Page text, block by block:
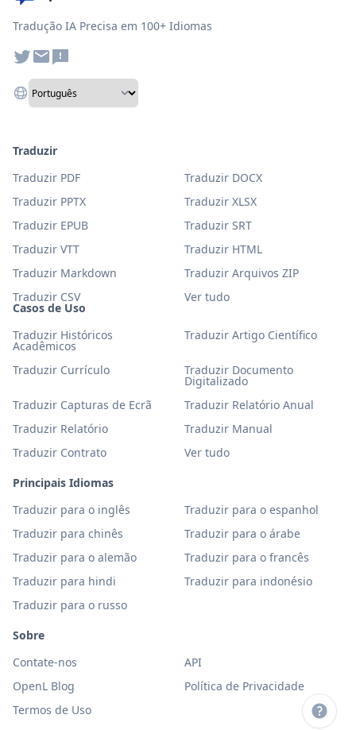
Tradução IA Precisa em 100+ Idiomas
Casos de Uso
Traduzir Históricos
Acadêmicos
Traduzir Artigo Científico
Traduzir Currículo Traduzir Documento
Digitalizado
Traduzir Capturas de Ecrã
Traduzir Relatório Anual
Traduzir Relatório
Traduzir Manual
Traduzir Contrato
Ver tudo
Principais Idiomas
Traduzir para o inglês
Traduzir para o espanhol
Traduzir para chinês
Traduzir para o árabe
Traduzir para o alemão
Traduzir para o francês
Traduzir para hindi
Traduzir para indonésio
Traduzir para o russo
Traduzir
Traduzir PDF
Traduzir DOCX
Traduzir PPTX
Traduzir XLSX
Traduzir EPUB
Traduzir SRT
Traduzir VTT
Traduzir HTML
Traduzir Markdown
Traduzir Arquivos ZIP
Traduzir CSV
Ver tudo
Sobre
Contate-nos
API
OpenL Blog
Política de Privacidade
Termos de Uso